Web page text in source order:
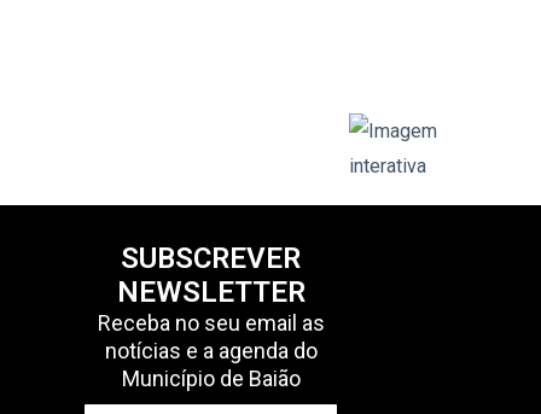
SUBSCREVER
NEWSLETTER
Receba no seu email as
notícias e a agenda do
Município de Baião